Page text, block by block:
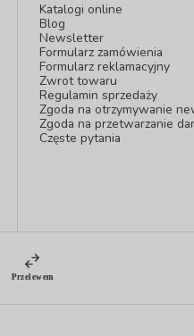
Katalogi online
Blog
Newsletter
Formularz zamówienia
Formularz reklamacyjny
Zwrot towaru
Regulamin sprzedaży
Zgoda na otrzymywanie
Zgoda na przetwarzanie
Częste pytania